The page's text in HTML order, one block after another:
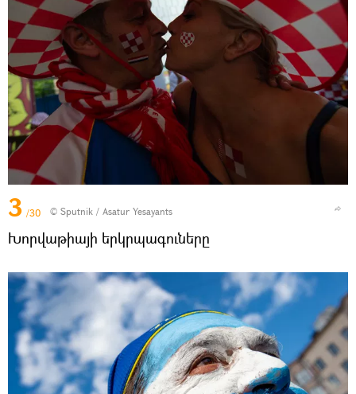
3 /30 © Sputnik / Asatur Yesayants
Խորվաթիայի երկրպագուները